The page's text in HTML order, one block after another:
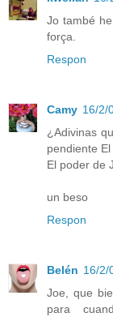
Jo també
força.
Respon
Camy 16/2/
¿Adivinas
pendiente
El poder de
un beso
Respon
Belén 16/2/
Joe, que
para